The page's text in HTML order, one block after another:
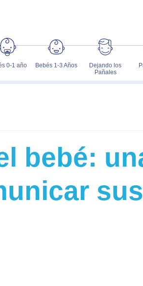
0-1 año Bebés 1-3 Años
Dejando los
Pañales
bebé:
sus